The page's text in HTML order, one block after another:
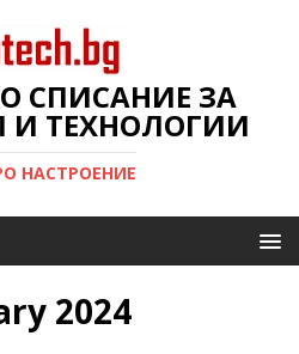
СПИСАНИЕ ЗА
ТЕХНОЛОГИИ
НАСТРОЕНИЕ
2024